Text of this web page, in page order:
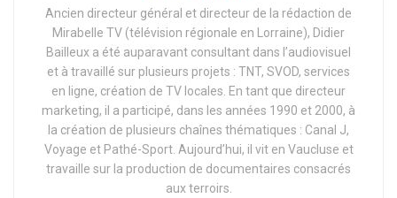
Ancien directeur général et directeur de la rédaction de
Mirabelle TV (télévision régionale en Lorraine), Didier
Bailleux a été auparavant consultant dans l’audiovisuel
et à travaillé sur plusieurs projets : TNT, SVOD, services
en ligne, création de TV locales. En tant que directeur
marketing, il a participé, dans les années 1990 et 2000, à
la création de plusieurs chaînes thématiques : Canal J,
Voyage et Pathé-Sport. Aujourd’hui, il vit en Vaucluse et
travaille sur la production de documentaires consacrés
aux terroirs.